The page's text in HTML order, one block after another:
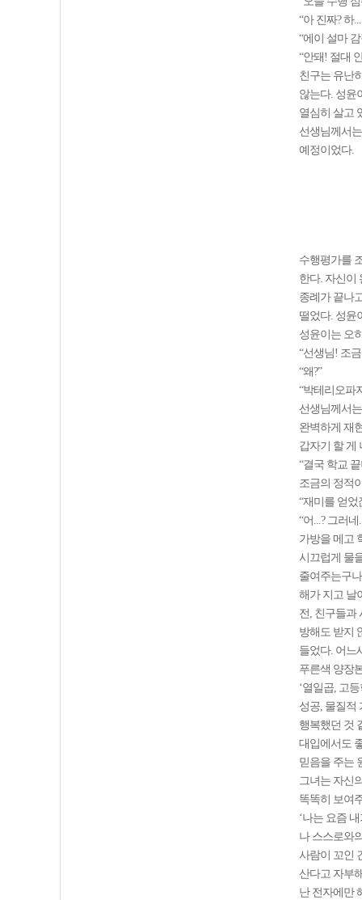
“아 진짜? 하
“에이 설마
“안돼! 절대
친구는 유난
않는다. 성윤
열심히 살고
선생님께서
예정이었다.
수행평가를
한다. 자신이
종례가 끝나
떨었다. 성윤
성윤이는 오
“선생님! 조
“왜?”
“박테리오파
선생님께서
완벽하게 재
갑자기 할 게
“결국 학교
조금의 정적
“재미를 얻었
“어...? 그러네
가방을 메고
시끄럽게 물
줄여주는구
해가 지고 날
전, 친구들과
방해도 받지
들었다. 어느
푸른색 양장
‘열일곱, 고
성공, 물질적
행복했던 것
대입에서도
믿음을 주는
그녀는 자신
똑똑히 보여
‘나는 요즘
나 스스로와
사람이 꼬인
산다고 자부
난 전자에만